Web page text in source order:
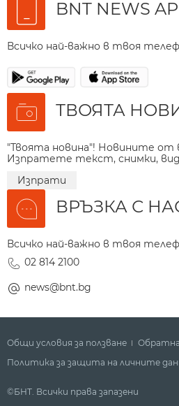
BNT NEWS
Всичко най-важно в твоя
ТВОЯТА
"Твоята новина"! Новините
Изпратете текст, снимки,
Изпрати
ВРЪЗКА С
Всичко най-важно в твоя
02 814 2100
news@bnt.bg
Общи условия за ползване Обратна
Политика за защита на личните
©БНТ. Всички права запазени